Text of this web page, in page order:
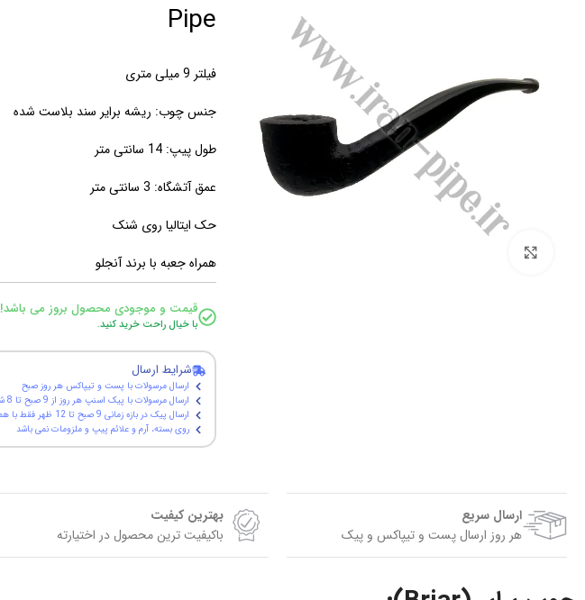
Pipe
فیلتر 9 میلی متری
جنس چوب: ریشه برایر سند بلاست شده
طول پیپ: 14 سانتی متر
عمق آتشگاه: 3 سانتی متر
حک ایتالیا روی شنک
همراه جعبه با برند آنجلو
قیمت و موجودی محصول بروز می باشد!
با خیال راحت خرید کنید.
شرایط ارسال
ارسال مرسولات با پست و تیپاکس هر روز صبح
ارسال مرسولات با پیک اسنپ هر روز از 9 صبح تا 8 شب
ارسال پیک در بازه زمانی 9 صبح تا 12 ظهر فقط با هماهنگی از روز قبل
روی بسته، آرم و علائم پیپ و ملزومات نمی باشد
ارسال سریع
هر روز ارسال پست و تیپاکس و پیک
بهترین کیفیت
باکیفیت ترین محصول در اختیارته